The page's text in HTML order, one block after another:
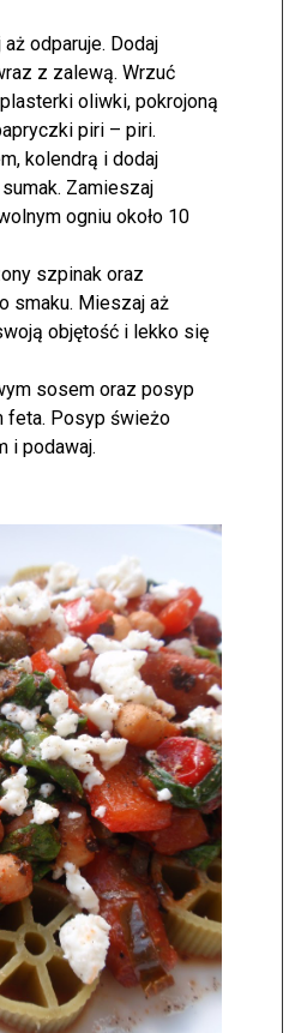
odparuje. Dodaj
z zalewą. Wrzuć
oliwki, pokrojoną
piri – piri.
kolendrą i dodaj
Zamieszaj
ogniu około 10
szpinak oraz
smaku. Mieszaj aż
objętość i lekko się
sosem oraz posyp
feta. Posyp świeżo
i podawaj.